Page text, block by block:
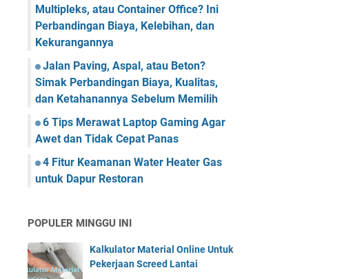
Multipleks, atau Container Office? Ini
Perbandingan Biaya, Kelebihan, dan
Kekurangannya
Jalan Paving, Aspal, atau Beton?
Simak Perbandingan Biaya, Kualitas,
dan Ketahanannya Sebelum Memilih
6 Tips Merawat Laptop Gaming Agar
Awet dan Tidak Cepat Panas
4 Fitur Keamanan Water Heater Gas
untuk Dapur Restoran
POPULER MINGGU INI
Kalkulator Material Online Untuk
Pekerjaan Screed Lantai